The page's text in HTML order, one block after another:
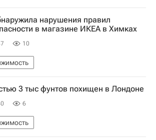
нарушения правил
в магазине ИКЕА в Химках
10
3 тыс фунтов похищен в Лондоне
6